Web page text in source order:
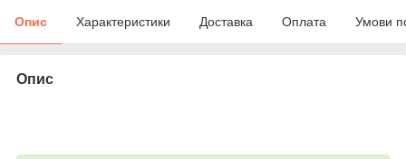
Опис Характеристики Доставка Оплата Умови
Опис